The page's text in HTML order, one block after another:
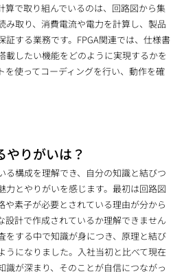
算で取り組んでいるのは、回路図から集
み取り、消費電流や電力を計算し、製品
証する業務です。FPGA関連では、仕様書
載したい機能をどのように実現するかを
を使ってコーディングを行い、動作を確
やりがいは？
る構成を理解でき、自分の知識と結びつ
力とやりがいを感じます。最初は回路図
や素子が必要とされている理由が分から
設計で作成されているか理解できません
をする中で知識が身につき、原理と結び
うになりました。入社当初と比べて現在
識が深まり、そのことが自信につながっ